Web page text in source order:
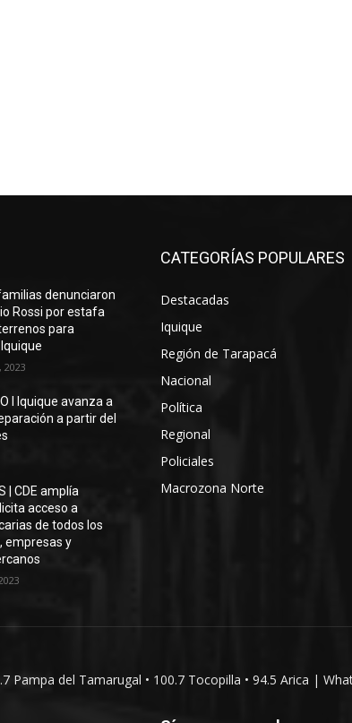
denunciaron
Rossi por estafa
para
I Iquique avanza a
a partir del
| CDE amplía
acceso a
de todos los
empresas y
CATEGORÍAS POPULARES
Destacadas
Iquique
Región de Tarapacá
Nacional
Política
Regional
Policiales
Macrozona Norte
del Tamarugal • 100.7 Tocopilla • 94.5 Arica |